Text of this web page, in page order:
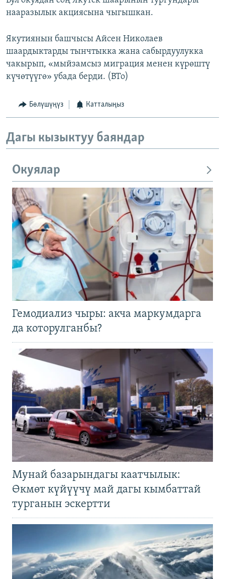
нааразылык акциясына чыгышкан.
Якутиянын башчысы Айсен Николаев
шаардыктарды тынчтыкка жана сабырдуулукка
чакырып, «мыйзамсыз миграция менен күрөштү
күчөтүүгө» убада берди. (BTo)
Бөлүшүңүз Катталыңыз
Дагы кызыктуу баяндар
Окуялар
Гемодиализ чыры: акча маркумдарга
да которулганбы?
Мунай базарындагы каатчылык:
Өкмөт күйүүчү май дагы кымбаттай
турганын эскертти